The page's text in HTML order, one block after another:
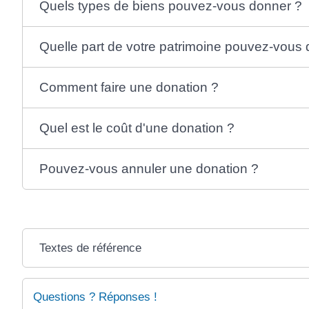
Quels types de biens pouvez-vous donner ?
Quelle part de votre patrimoine pouvez-vous
Comment faire une donation ?
Quel est le coût d'une donation ?
Pouvez-vous annuler une donation ?
Textes de référence
Questions ? Réponses !